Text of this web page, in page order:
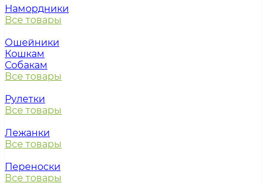
Намордники
Все товары
Ошейники
Кошкам
Собакам
Все товары
Рулетки
Все товары
Лежанки
Все товары
Переноски
Все товары